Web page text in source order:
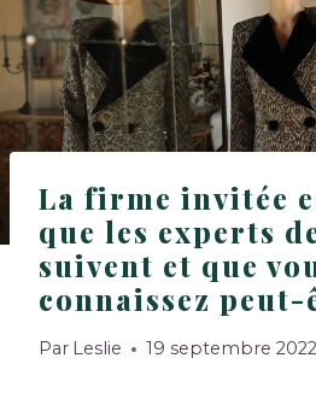
La firme invitée
que les experts
suivent et que
connaissez peut-
Par Leslie 19 septembre 2022